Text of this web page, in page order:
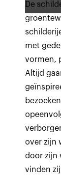
De
met
vormen,
Altijd
over zijn
door zijn
vinden